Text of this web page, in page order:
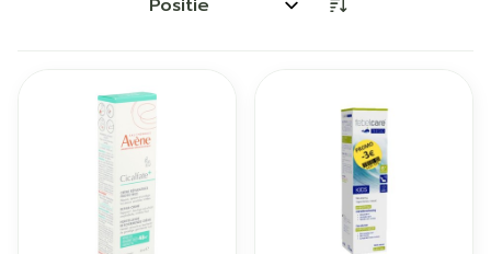
Sorteer op: